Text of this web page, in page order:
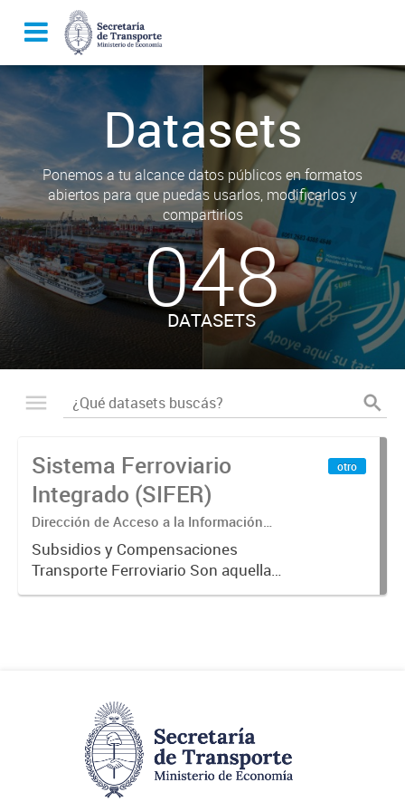
Datasets
Ponemos a tu alcance datos públicos en formatos
abiertos para que puedas usarlos, modificarlos y
compartirlos
048
DATASETS
Sistema Ferroviario
Integrado (SIFER)
Dirección de Acceso a la Información
Pública y Transparencia
Subsidios y Compensaciones
Transporte Ferroviario Son aquellas
transferencias realizadas por la
otro